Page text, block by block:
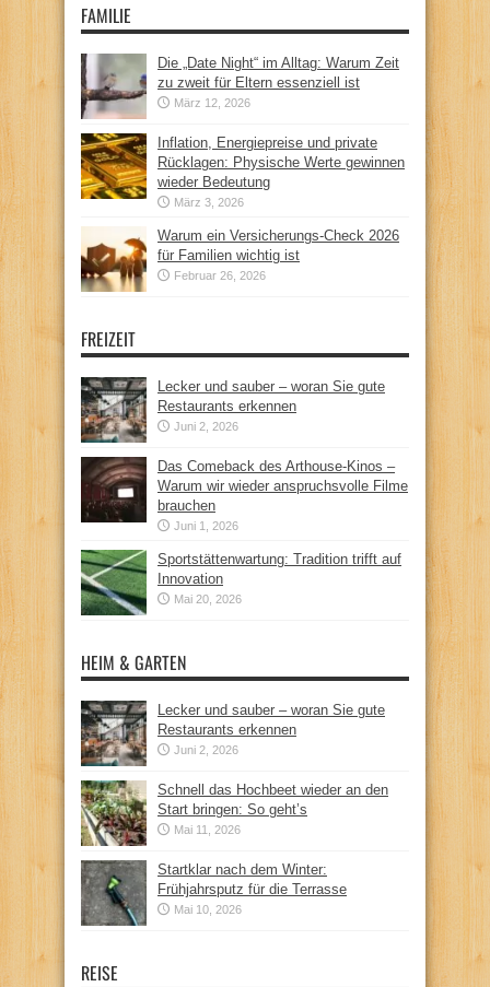
FAMILIE
Die „Date Night“ im Alltag: Warum Zeit
zu zweit für Eltern essenziell ist
März 12, 2026
Inflation, Energiepreise und private
Rücklagen: Physische Werte gewinnen
wieder Bedeutung
März 3, 2026
Warum ein Versicherungs-Check 2026
für Familien wichtig ist
Februar 26, 2026
FREIZEIT
Lecker und sauber – woran Sie gute
Restaurants erkennen
Juni 2, 2026
Das Comeback des Arthouse-Kinos –
Warum wir wieder anspruchsvolle Filme
brauchen
Juni 1, 2026
Sportstättenwartung: Tradition trifft auf
Innovation
Mai 20, 2026
HEIM & GARTEN
Lecker und sauber – woran Sie gute
Restaurants erkennen
Juni 2, 2026
Schnell das Hochbeet wieder an den
Start bringen: So geht’s
Mai 11, 2026
Startklar nach dem Winter:
Frühjahrsputz für die Terrasse
Mai 10, 2026
REISE